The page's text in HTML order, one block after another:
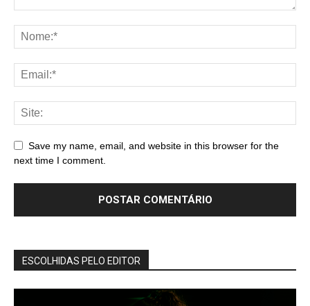
Save my name, email, and website in this browser for the
next time I comment.
ESCOLHIDAS PELO EDITOR